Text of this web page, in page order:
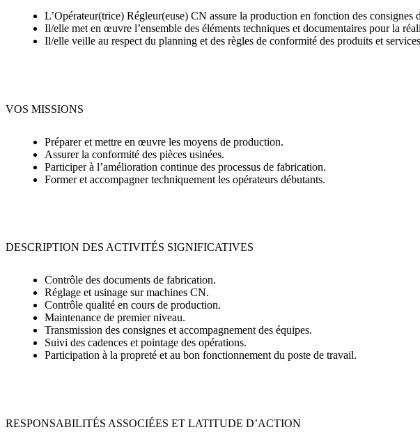
L’Opérateur(trice) Régleur(euse) CN assure la production en fonction des consignes
Il/elle met en œuvre l’ensemble des éléments techniques et documentaires pour la
Il/elle veille au respect du planning et des règles de conformité des produits et
VOS MISSIONS
Préparer et mettre en œuvre les moyens de production.
Assurer la conformité des pièces usinées.
Participer à l’amélioration continue des processus de fabrication.
Former et accompagner techniquement les opérateurs débutants.
DESCRIPTION DES ACTIVITÉS SIGNIFICATIVES
Contrôle des documents de fabrication.
Réglage et usinage sur machines CN.
Contrôle qualité en cours de production.
Maintenance de premier niveau.
Transmission des consignes et accompagnement des équipes.
Suivi des cadences et pointage des opérations.
Participation à la propreté et au bon fonctionnement du poste de travail.
RESPONSABILITÉS ASSOCIÉES ET LATITUDE D’ACTION